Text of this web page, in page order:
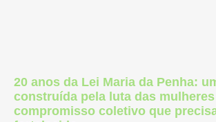
20 anos da Lei Maria da Penha:
construída pela luta das mulheres
compromisso coletivo que